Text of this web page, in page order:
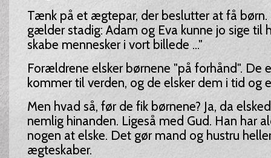
Tænk på et ægtepar, der beslutter at få børn.
gælder stadig: Adam og Eva kunne jo sige til
skabe mennesker i vort billede ..."
Forældrene elsker børnene "på forhånd". De
kommer til verden, og de elsker dem i tid og
Men hvad så, før de fik børnene? Ja, da
nemlig hinanden. Ligeså med Gud. Han har
nogen at elske. Det gør mand og hustru
ægteskaber.